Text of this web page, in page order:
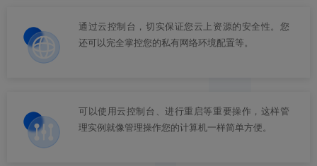
通过云控制台，切实保证您云上资源的安全性。您
还可以完全掌控您的私有网络环境配置等。
可以使用云控制台、进行重启等重要操作，这样管
理实例就像管理操作您的计算机一样简单方便。